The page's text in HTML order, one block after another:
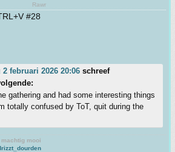
Rawr
#28
2 februari 2026 20:06 schreef
gathering and had some interesting things
totally confused by ToT, quit during the
mooi